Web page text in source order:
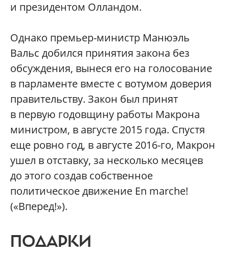
и президентом Олландом.
Однако премьер-министр Манюэль
Вальс добился принятия закона без
обсуждения, вынеся его на голосование
в парламенте вместе с вотумом доверия
правительству. Закон был принят
в первую годовщину работы Макрона
министром, в августе 2015 года. Спустя
еще ровно год, в августе 2016-го, Макрон
ушел в отставку, за несколько месяцев
до этого создав собственное
политическое движение En marche!
(«Вперед!»).
ПОДАРКИ